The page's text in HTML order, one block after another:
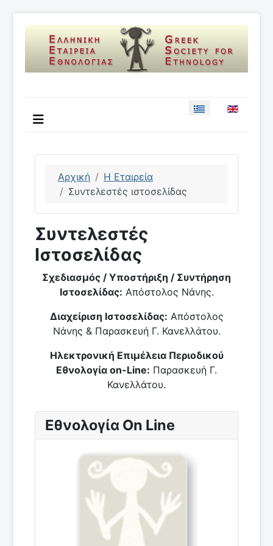
Επιλέξτε τη
Αρχική
Η Εταιρεία
Συντελεστές ιστοσελίδας
Συντελεστές
Ιστοσελίδας
Σχεδιασμός / Υποστήριξη / Συντήρηση
Ιστοσελίδας: Απόστολος Νάνης.
Διαχείριση Ιστοσελίδας: Απόστολος
Νάνης & Παρασκευή Γ. Κανελλάτου.
Ηλεκτρονική Επιμέλεια Περιοδικού
Εθνολογία on-Line: Παρασκευή Γ.
Κανελλάτου.
Εθνολογία On Line